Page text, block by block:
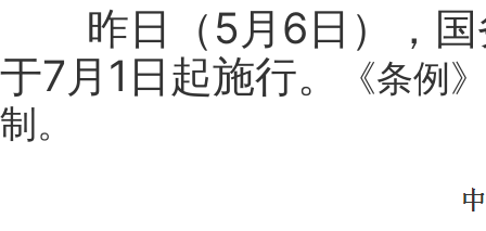
昨日（5月6日），
于7月1日起施行。
《条例
制。